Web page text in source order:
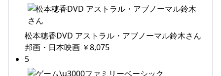
松本穂香DVD アストラル・アブノーマル鈴木さん
邦画・日本映画 ￥8,075
5